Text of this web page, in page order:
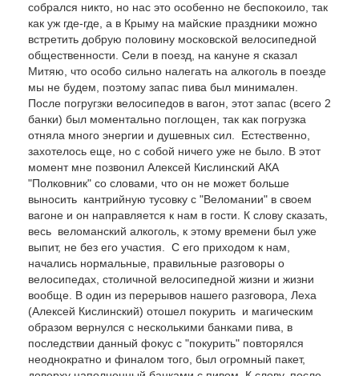
собрался никто, но нас это особенно не беспокоило, так
как уж где-где, а в Крыму на майские праздники можно
встретить добрую половину московской велосипедной
общественности. Сели в поезд, на кануне я сказал
Митяю, что особо сильно налегать на алкоголь в поезде
мы не будем, поэтому запас пива был минимален.
После погругзки велосипедов в вагон, этот запас (всего 2
банки) был моментально поглощен, так как погрузка
отняла много энергии и душевных сил. Естественно,
захотелось еще, но с собой ничего уже не было. В этот
момент мне позвонил Алексей Кислинский АКА
"Полковник" со словами, что он не может больше
выносить кантрийную тусовку с "Веломании" в своем
вагоне и он направляется к нам в гости. К слову сказать,
весь веломанский алкоголь, к этому времени был уже
выпит, не без его участия. С его приходом к нам,
начались нормальные, правильные разговоры о
велосипедах, столичной велосипедной жизни и жизни
вообще. В один из перерывов нашего разговора, Леха
(Алексей Кислинский) отошел покурить и магическим
образом вернулся с несколькими банками пива, в
последствии данный фокус с "покурить" повторялся
неоднократно и финалом того, был огромный пакет,